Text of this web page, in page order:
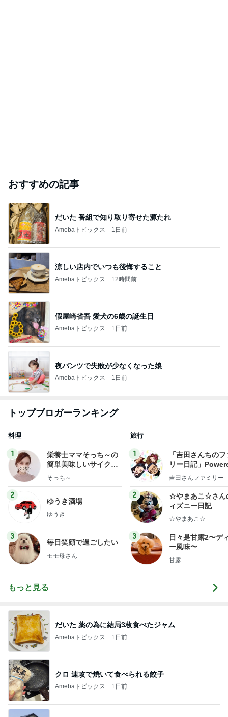
おすすめの記事
だいた 番組で知り取り寄せた源たれ
Amebaトピックス 1日前
涼しい店内でいつも後悔すること
Amebaトピックス 12時間前
假屋崎省吾 愛犬の6歳の誕生日
Amebaトピックス 1日前
夜パンツで失敗が少なくなった娘
Amebaトピックス 1日前
トップブロガーランキング
料理
1
栄養士ママそっち～の
簡単美味しいサイクル
献立
そっち～
2
ゆうき酒場
ゆうき
3
毎日笑顔で過ごしたい
モモ母さん
旅行
1
「吉田さんちの
リー日記」
y Ameba 吉田さ
ログ
吉田さんファミリー
2
☆やまあこ☆さん
ィズニー日記
☆やまあこ☆
3
日々是甘露2〜デ
ー風味〜
甘露
もっと見る
だいた 薬の為に結局3枚食べたジャム
Amebaトピックス 1日前
クロ 速攻で焼いて食べられる餃子
Amebaトピックス 1日前